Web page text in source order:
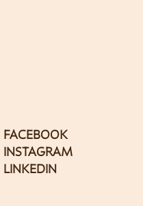
FACEBOOK
INSTAGRAM
LINKEDIN